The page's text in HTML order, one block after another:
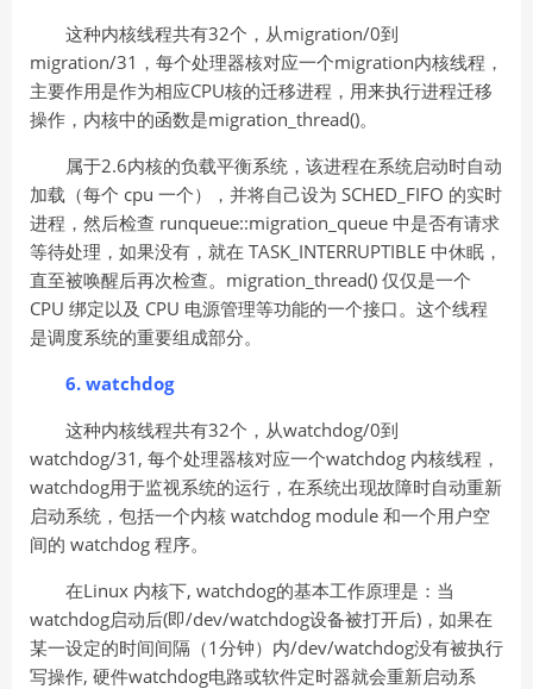
这种内核线程共有32个，从migration/0到
migration/31，每个处理器核对应一个migration内核线程，
主要作用是作为相应CPU核的迁移进程，用来执行进程迁移
操作，内核中的函数是migration_thread()。
属于2.6内核的负载平衡系统，该进程在系统启动时自动
加载（每个 cpu 一个），并将自己设为 SCHED_FIFO 的实时
进程，然后检查 runqueue::migration_queue 中是否有请求
等待处理，如果没有，就在 TASK_INTERRUPTIBLE 中休眠，
直至被唤醒后再次检查。migration_thread() 仅仅是一个
CPU 绑定以及 CPU 电源管理等功能的一个接口。这个线程
是调度系统的重要组成部分。
6. watchdog
这种内核线程共有32个，从watchdog/0到
watchdog/31, 每个处理器核对应一个watchdog 内核线程，
watchdog用于监视系统的运行，在系统出现故障时自动重新
启动系统，包括一个内核 watchdog module 和一个用户空
间的 watchdog 程序。
在Linux 内核下, watchdog的基本工作原理是：当
watchdog启动后(即/dev/watchdog设备被打开后)，如果在
某一设定的时间间隔（1分钟）内/dev/watchdog没有被执行
写操作, 硬件watchdog电路或软件定时器就会重新启动系